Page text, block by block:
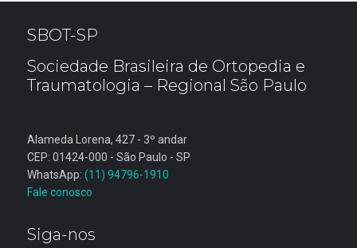
SBOT-SP
Sociedade Brasileira de Ortopedia e
Traumatologia – Regional São Paulo
Alameda Lorena, 427 - 3º andar
CEP: 01424-000 - São Paulo - SP
WhatsApp: (11) 94796-1910
Fale conosco
Siga-nos